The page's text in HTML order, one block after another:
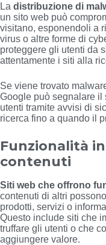
La distribuzione di
un sito web può
visitano, esponendoli a
virus o altre forme di
proteggere gli utenti da
attentamente i siti alla
Se viene trovato
Google può segnalare il
utenti tramite avvisi di
ricerca fino a quando il
Funzionalità
contenuti
Siti web che offrono
contenuti di altri
prodotti, servizi o
Questo include siti che
truffare gli utenti o che
aggiungere valore.